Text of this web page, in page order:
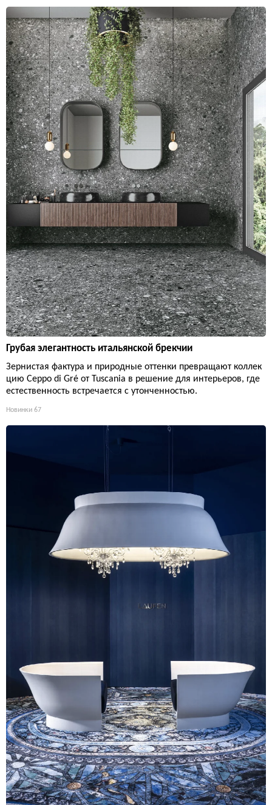
Грубая элегантность итальянской брекчии
Зернистая фактура и природные оттенки превращают коллек
цию Ceppo di Gré от Tuscania в решение для интерьеров, где
естественность встречается с утонченностью.
Новинки 67